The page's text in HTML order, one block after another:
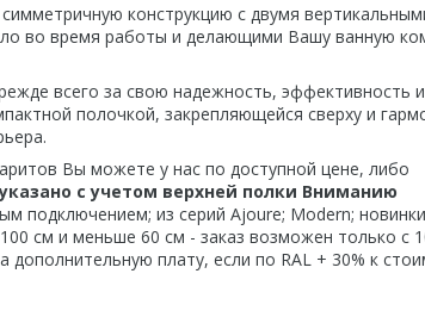
конструкцию с двумя
во время работы и делающими Вашу ванную
всего за свою надежность, эффективность и
полочкой, закрепляющейся сверху и
Вы можете у нас по доступной цене, либо
с учетом верхней полки Вниманию
подключением; из серий Ajoure; Modern;
см и меньше 60 см - заказ возможен только с
дополнительную плату, если по RAL + 30% к